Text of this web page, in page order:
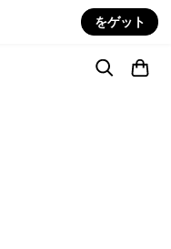
をゲット